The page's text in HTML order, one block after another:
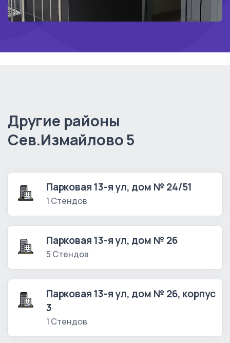
Другие районы
Сев.Измайлово 5
Парковая 13-я ул, дом № 24/51
1 Стендов
Парковая 13-я ул, дом № 26
5 Стендов
Парковая 13-я ул, дом № 26, корпус
3
1 Стендов